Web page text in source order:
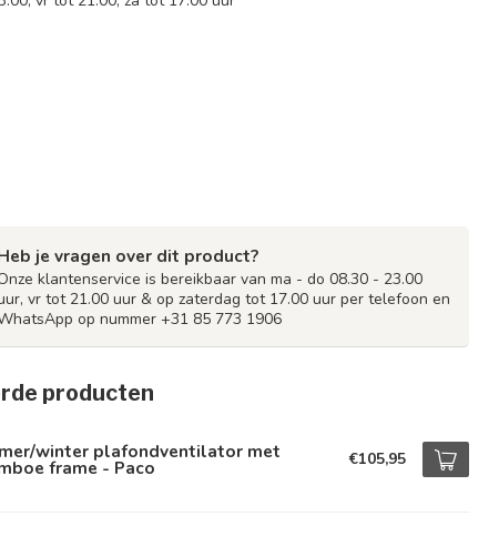
je vragen over dit product?
klantenservice is bereikbaar van ma - do 08.30 - 23.00
vr tot 21.00 uur & op zaterdag tot 17.00 uur per telefoon en
op nummer +31 85 773 1906
producten
winter plafondventilator met
frame - Paco €105,95